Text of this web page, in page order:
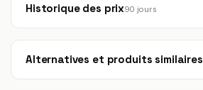
Historique des prix90 jours
Alternatives et produits similaires